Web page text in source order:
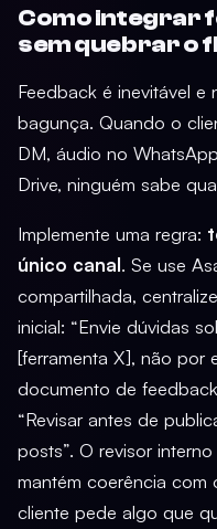
Como integrar
sem quebrar o
Feedback é inevitável
bagunça. Quando o
DM, áudio no
Drive, ninguém sabe
Implemente uma regra:
único canal. Se use
compartilhada,
inicial: “Envie dúvidas
[ferramenta X], não por
documento de
“Revisar antes de
posts”. O revisor
mantém coerência
cliente pede algo que